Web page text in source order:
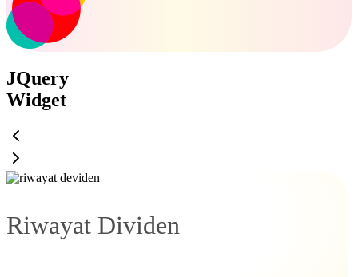
JQuery
Widget
Riwayat Dividen